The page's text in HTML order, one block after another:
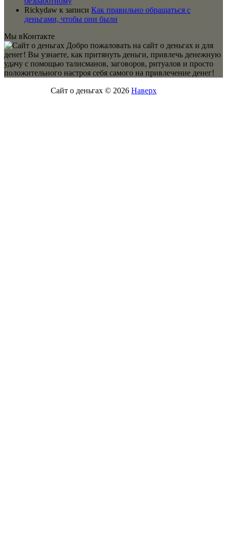
Rickydaw к записи Как правильно обращаться с
деньгами, чтобы они были
Мы вКонтакте
Добро пожаловать на сайт о деньгах и для
денег! Вы узнаете, как притянуть деньги, привлечь денежную
удачу с помощью талисманов, заговоров, ритуалов и просто
положительного настроя себя самого на привлечение денег!
Сайт о деньгах © 2026 Наверх